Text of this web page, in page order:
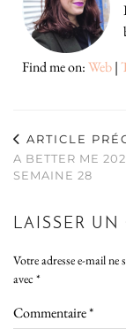
Find me on:Web|
ARTICLE
A BETTER ME
SEMAINE 28
LAISSER
Votre adresse e-mail ne
avec *
Commentaire*